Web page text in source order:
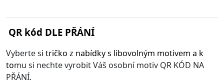
QR kód DLE PŘÁNÍ
Vyberte si tričko z nabídky s libovolným motivem a k
tomu si nechte vyrobit Váš osobní motiv QR KÓD NA
PŘÁNÍ.